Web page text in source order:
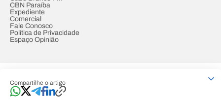
Compartilhe o artigo
CBN Paraíba
Expediente
Comercial
Fale Conosco
Política de Privacidade
Espaço Opinião
Developed by Designed by